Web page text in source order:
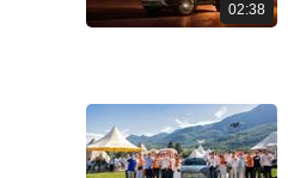
02:38